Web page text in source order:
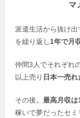
マ
派遣生活から抜け
を繰り返し1年で月
仲間3人でそれぞれ
以上売り 日本一売
その後、最高月収
稼いで夢だったセミ